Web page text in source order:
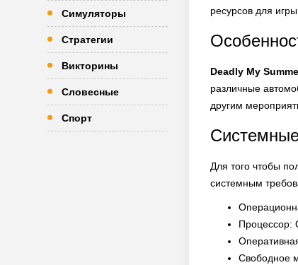
Симуляторы
Стратегии
Викторины
Словесные
Спорт
ресурсов для игры.
Deadly My
различные
другим
Для того чтобы
системным
Процессор:
Свободное